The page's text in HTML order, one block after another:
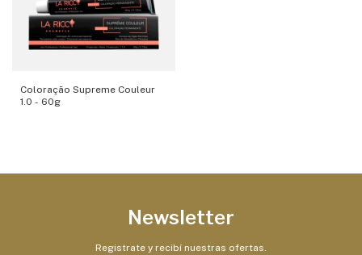
Coloração Supreme Couleur
1.0 - 60g
Newsletter
Registrate y recibí nuestras ofertas.